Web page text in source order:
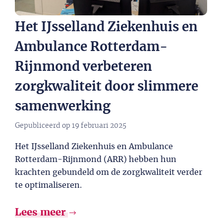
Het IJsselland Ziekenhuis en
Ambulance Rotterdam-
Rijnmond verbeteren
zorgkwaliteit door slimmere
samenwerking
Gepubliceerd op 19 februari 2025
Het IJsselland Ziekenhuis en Ambulance
Rotterdam-Rijnmond (ARR) hebben hun
krachten gebundeld om de zorgkwaliteit verder
te optimaliseren.
Lees meer